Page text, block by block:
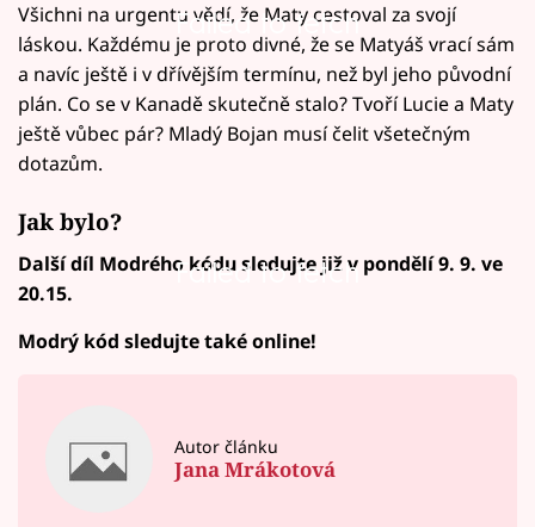
Failed to fetch
Všichni na urgentu vědí, že Maty cestoval za svojí
láskou. Každému je proto divné, že se Matyáš vrací sám
a navíc ještě i v dřívějším termínu, než byl jeho původní
plán. Co se v Kanadě skutečně stalo? Tvoří Lucie a Maty
ještě vůbec pár? Mladý Bojan musí čelit všetečným
dotazům.
Jak bylo?
Failed to fetch
Další díl Modrého kódu sledujte již v pondělí 9. 9. ve
20.15.
Modrý kód sledujte také online!
Autor článku
Jana Mrákotová